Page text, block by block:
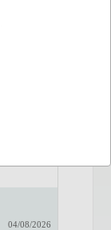
04/08/2026